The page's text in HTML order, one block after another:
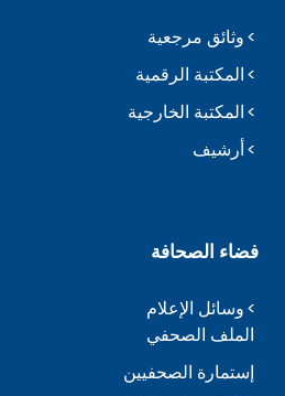
وثائق مرجعية
المكتبة الرقمية
المكتبة الخارجية
أرشيف
فضاء الصحافة
وسائل الإعلام
الملف الصحفي
إستمارة الصحفيين